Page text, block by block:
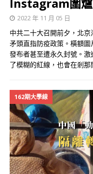
Instagram圍爐
2022 年 11 月 05 日
中共二十大召開前夕，北
矛頭直指防疫政策。橫額圖
發布者甚至遭永久封號。
了模糊的紅線，也會在剎那
162期大學線